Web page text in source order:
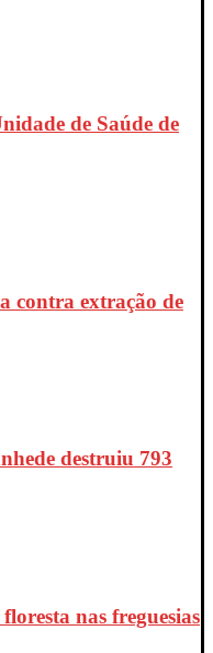
de Saúde de
contra extração de
destruiu 793
nas freguesias